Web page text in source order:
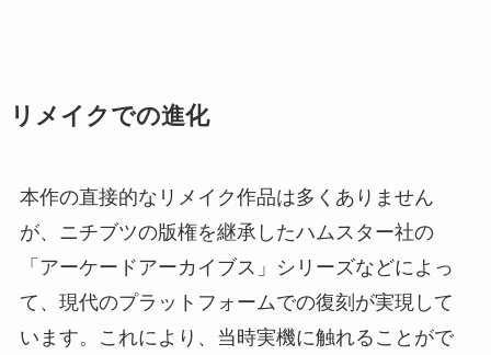
リメイクでの進化
本作の直接的なリメイク作品は多くありません
が、ニチブツの版権を継承したハムスター社の
「アーケードアーカイブス」シリーズなどによっ
て、現代のプラットフォームでの復刻が実現して
います。これにより、当時実機に触れることがで